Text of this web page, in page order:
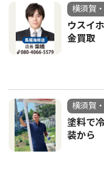
横須賀
ウスイ
金買取
横須賀
塗料で
装から